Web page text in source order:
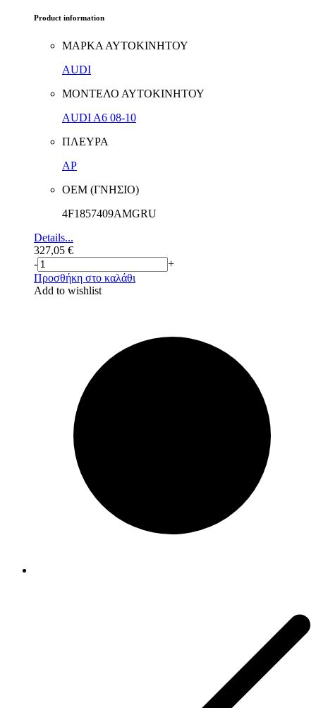
Product information
ΜΑΡΚΑ ΑΥΤΟΚΙΝΗΤΟΥ
AUDI
ΜΟΝΤΕΛΟ ΑΥΤΟΚΙΝΗΤΟΥ
AUDI A6 08-10
ΠΛΕΥΡΑ
ΑΡ
ΟΕΜ (ΓΝΗΣΙΟ)
4F1857409AMGRU
Details...
327,05 €
-
+
Προσθήκη στο καλάθι
Add to wishlist